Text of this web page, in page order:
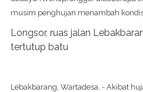
musim penghujan menambah
Longsor, ruas jalan
tertutup batu
Lebakbarang, Wartadesa. - Akibat